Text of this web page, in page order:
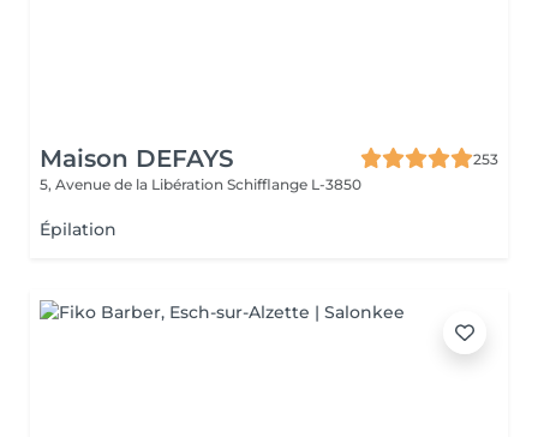
Maison DEFAYS
253
5, Avenue de la Libération Schifflange L-3850
Épilation